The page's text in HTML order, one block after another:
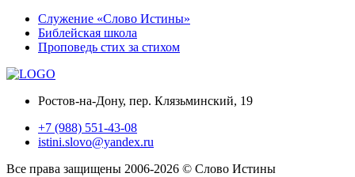
Служение «Слово Истины»
Библейская школа
Проповедь стих за стихом
Ростов-на-Дону, пер. Клязьминский, 19
+7 (988) 551-43-08
istini.slovo@yandex.ru
Все права защищены 2006-2026 © Слово Истины